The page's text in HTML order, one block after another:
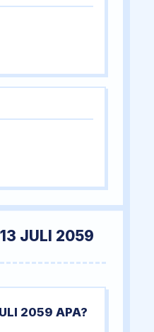
JULI 2059
2059 APA?